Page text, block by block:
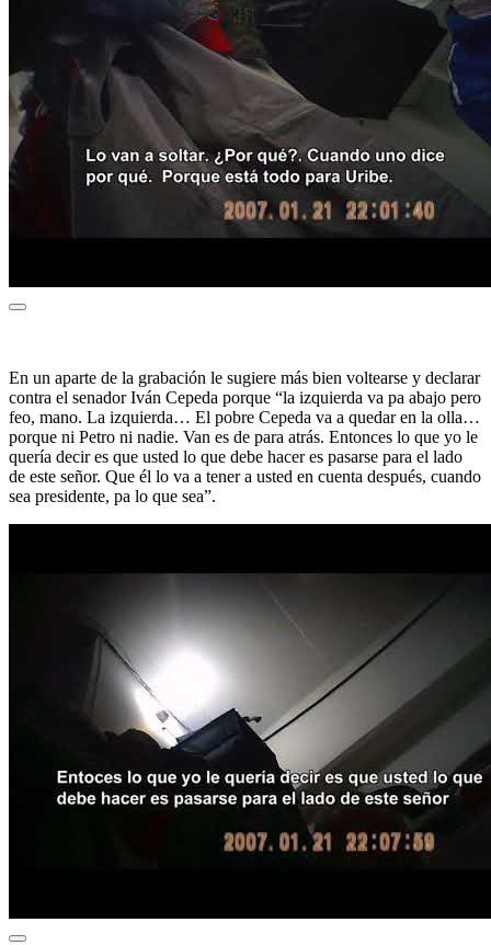
En un aparte de la grabación le sugiere más bien voltearse y declarar
contra el senador Iván Cepeda porque “la izquierda va pa abajo pero
feo, mano. La izquierda… El pobre Cepeda va a quedar en la olla…
porque ni Petro ni nadie. Van es de para atrás. Entonces lo que yo le
quería decir es que usted lo que debe hacer es pasarse para el lado
de este señor. Que él lo va a tener a usted en cuenta después, cuando
sea presidente, pa lo que sea”.